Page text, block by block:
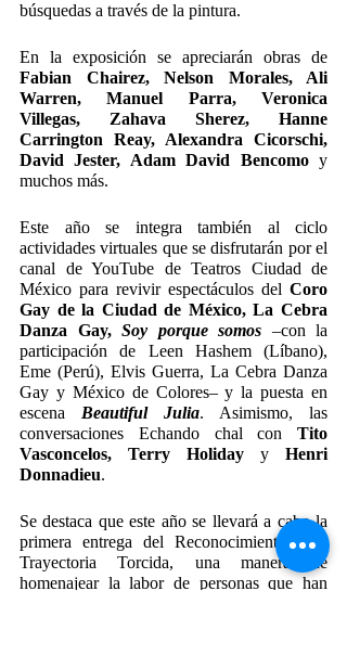
búsquedas a través de la pintura.
Fabian Chairez, Nelson Morales, Ali
Warren, Manuel Parra, Veronica
Villegas, Zahava Sherez, Hanne
Carrington Reay, Alexandra Cicorschi,
David Jester, Adam David Bencomo y
muchos más.
Este año se integra también al ciclo
actividades virtuales que se disfrutarán por el
canal de YouTube de Teatros Ciudad de
México para revivir espectáculos del Coro
Gay de la Ciudad de México, La Cebra
Danza Gay, Soy porque somos –con la
participación de Leen Hashem (Líbano),
Eme (Perú), Elvis Guerra, La Cebra Danza
Gay y México de Colores– y la puesta en
escena Beautiful Julia. Asimismo, las
conversaciones Echando chal con Tito
Vasconcelos, Terry Holiday y Henri
Donnadieu.
Se destaca que este año se llevará a cabo la
primera entrega del Reconocimiento a la
Trayectoria Torcida, una manera de
homenajear la labor de personas que han